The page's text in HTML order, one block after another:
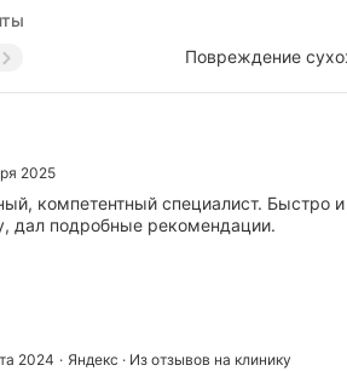
Повреждение
2025
компетентный специалист. Быстро
дал подробные рекомендации.
2024
Яндекс · Из отзывов на клинику